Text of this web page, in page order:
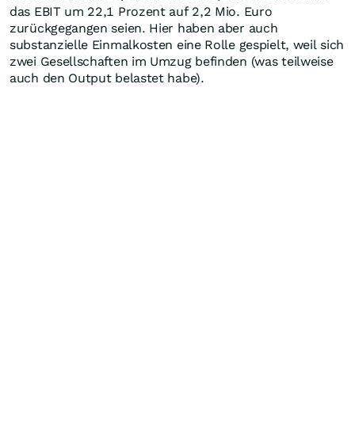
das EBIT um 22,1 Prozent auf 2,2 Mio. Euro
zurückgegangen seien. Hier haben aber auch
substanzielle Einmalkosten eine Rolle gespielt, weil sich
zwei Gesellschaften im Umzug befinden (was teilweise
auch den Output belastet habe).